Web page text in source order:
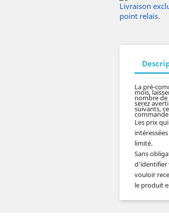
Livraison
point relais.
La pré-
mois,
nombre de
serez
suivants,
Les prix
limité.
Sans
d'identifier
vouloir
le produit